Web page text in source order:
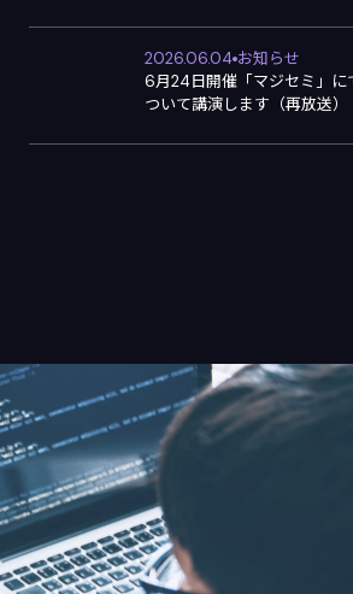
2026.06.04 お知らせ
6月24日開催「マジセミ」に
ついて講演します（再放送）